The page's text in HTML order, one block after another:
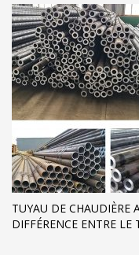
TUYAU DE CHAUDIÈRE
DIFFÉRENCE ENTRE